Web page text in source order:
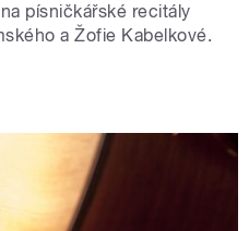
písničkářské recitály
a Žofie Kabelkové.